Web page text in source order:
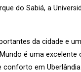
do Sabiá, a
da cidade e
é uma
em